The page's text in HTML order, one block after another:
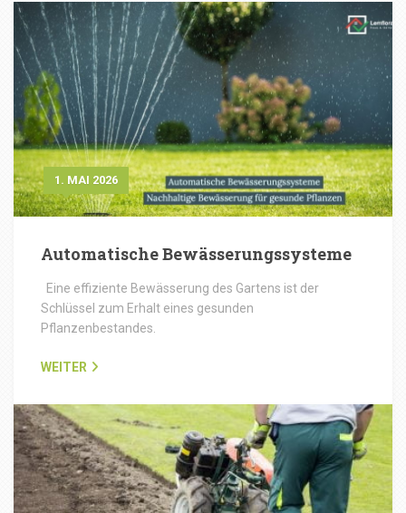
1. MAI 2026
Automatische Bewässerungssysteme
Eine effiziente Bewässerung des Gartens ist der
Schlüssel zum Erhalt eines gesunden
Pflanzenbestandes.
WEITER